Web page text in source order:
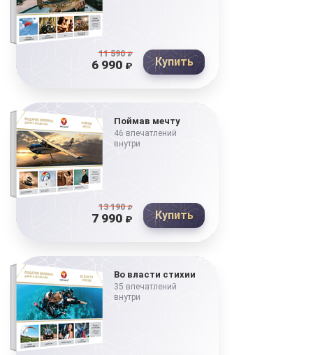
11 590₽
6 990 ₽ Купить
Поймав мечту
46 впечатлений
внутри
13 190₽
7 990 ₽ Купить
Во власти стихии
35 впечатлений
внутри